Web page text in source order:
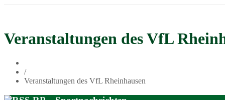
Veranstaltungen des VfL
/
Veranstaltungen des VfL Rheinhausen